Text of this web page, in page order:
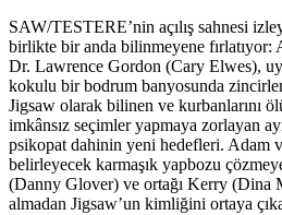
SAW/TESTERE’nin açılış sahnesi
birlikte bir anda bilinmeyene
Dr. Lawrence Gordon (Cary Elwes),
kokulu bir bodrum banyosunda
Jigsaw olarak bilinen ve kurbanlarını
imkânsız seçimler yapmaya zorlayan
psikopat dahinin yeni hedefleri. Adam
belirleyecek karmaşık yapbozu
(Danny Glover) ve ortağı Kerry (Dina
almadan Jigsaw’un kimliğini ortaya